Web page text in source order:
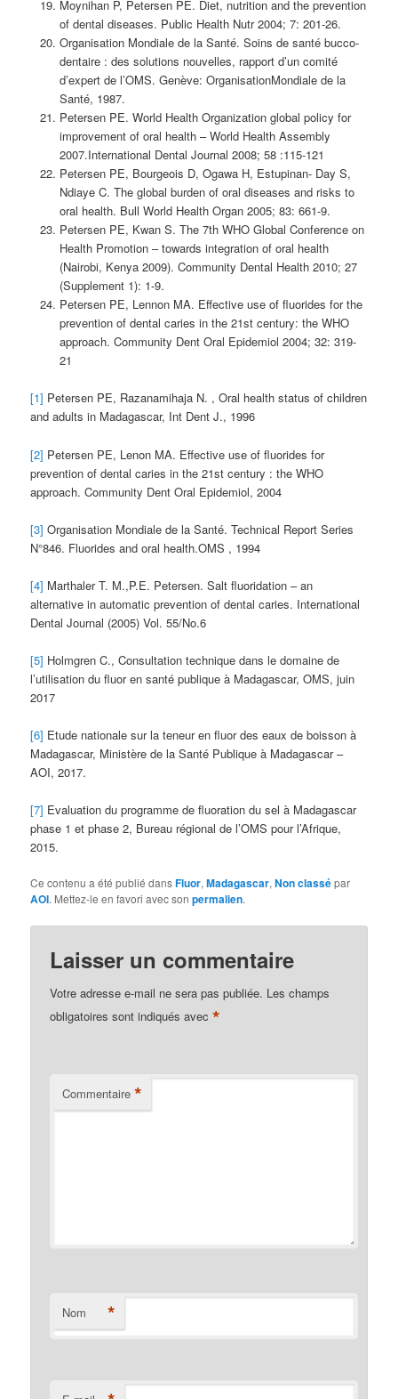
Moynihan P, Petersen PE. Diet, nutrition and the prevention
of dental diseases. Public Health Nutr 2004; 7: 201-26.
Organisation Mondiale de la Santé. Soins de santé bucco-
dentaire : des solutions nouvelles, rapport d’un comité
d’expert de l’OMS. Genève: OrganisationMondiale de la
Santé, 1987.
Petersen PE. World Health Organization global policy for
improvement of oral health – World Health Assembly
2007.International Dental Journal 2008; 58 :115-121
Petersen PE, Bourgeois D, Ogawa H, Estupinan- Day S,
Ndiaye C. The global burden of oral diseases and risks to
oral health. Bull World Health Organ 2005; 83: 661-9.
Petersen PE, Kwan S. The 7th WHO Global Conference on
Health Promotion – towards integration of oral health
(Nairobi, Kenya 2009). Community Dental Health 2010; 27
(Supplement 1): 1-9.
Petersen PE, Lennon MA. Effective use of fluorides for the
prevention of dental caries in the 21st century: the WHO
approach. Community Dent Oral Epidemiol 2004; 32: 319-
21
[1] Petersen PE, Razanamihaja N. , Oral health status of children
and adults in Madagascar, Int Dent J., 1996
[2] Petersen PE, Lenon MA. Effective use of fluorides for
prevention of dental caries in the 21st century : the WHO
approach. Community Dent Oral Epidemiol, 2004
[3] Organisation Mondiale de la Santé. Technical Report Series
N°846. Fluorides and oral health.OMS , 1994
[4] Marthaler T. M.,P.E. Petersen. Salt fluoridation – an
alternative in automatic prevention of dental caries. International
Dental Journal (2005) Vol. 55/No.6
[5] Holmgren C., Consultation technique dans le domaine de
l’utilisation du fluor en santé publique à Madagascar, OMS, juin
2017
[6] Etude nationale sur la teneur en fluor des eaux de boisson à
Madagascar, Ministère de la Santé Publique à Madagascar –
AOI, 2017.
[7] Evaluation du programme de fluoration du sel à Madagascar
phase 1 et phase 2, Bureau régional de l’OMS pour l’Afrique,
2015.
Ce contenu a été publié dansFluor,Madagascar,Non classépar
AOI. Mettez-le en favori avec sonpermalien.
Laisser un commentaire
Votre adresse e-mail ne sera pas publiée. Les champs
obligatoires sont indiqués avec*
Commentaire *
Nom *